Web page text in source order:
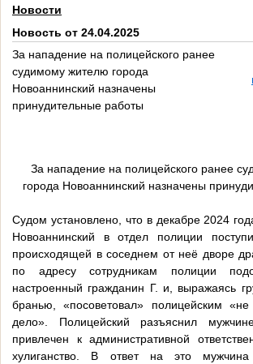
Новости
Новость от 24.04.2025
За нападение на полицейского ранее
судимому жителю города
Новоаннинский назначены
принудительные работы
За нападение на полицейского ранее
города Новоаннинский назначены
Судом установлено, что в декабре 2024
Новоаннинский в отдел полиции
происходящей в соседнем от неё дворе
по адресу сотрудникам полиции
настроенный гражданин Г. и, выражаясь
бранью, «посоветовал» полицейским
дело». Полицейский разъяснил
привлечен к административной
хулиганство. В ответ на это мужчина